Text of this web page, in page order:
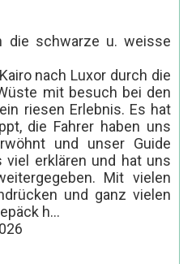
die schwarze u. weisse
nach Luxor durch die
mit besuch bei den
riesen Erlebnis. Es hat
die Fahrer haben uns
und unser Guide
viel erklären und hat uns
Mit vielen
und ganz vielen
h...